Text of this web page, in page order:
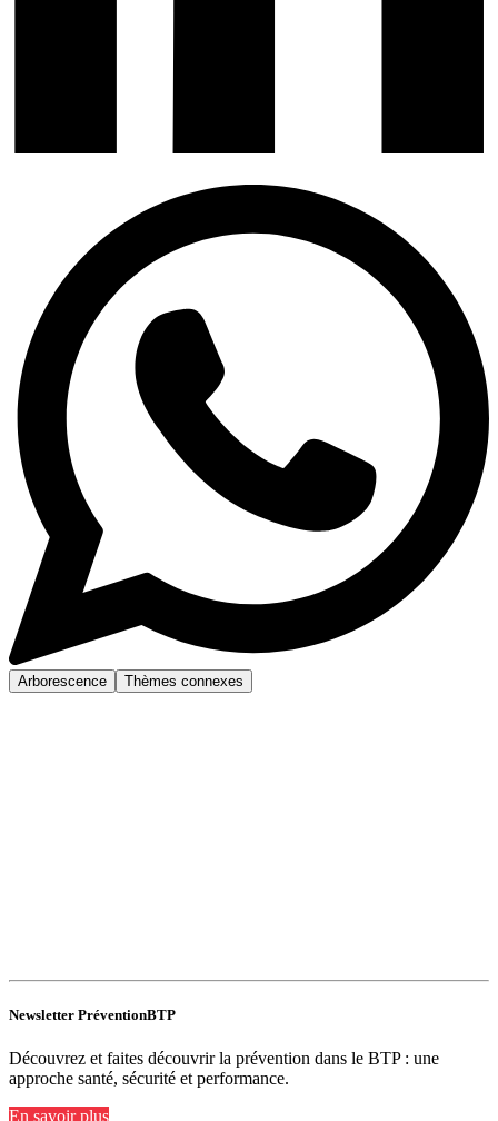
Arborescence Thèmes connexes
Newsletter PréventionBTP
Découvrez et faites découvrir la prévention dans le BTP : une
approche santé, sécurité et performance.
En savoir plus